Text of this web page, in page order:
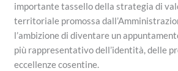
importante tassello della strategia di
territoriale promossa
l’ambizione di diventare un
più rappresentativo dell’identità, delle
eccellenze cosentine.